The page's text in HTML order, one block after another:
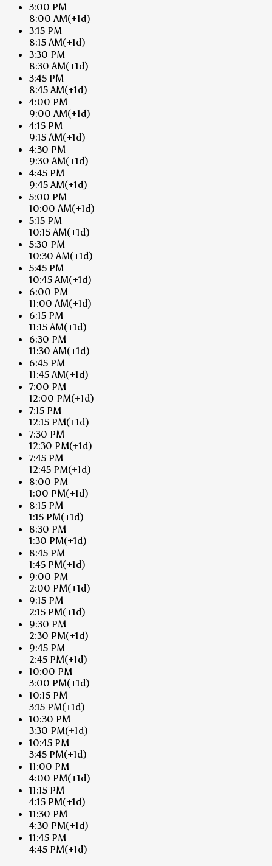
3:00 PM
8:00 AM(+1d)
3:15 PM
8:15 AM(+1d)
3:30 PM
8:30 AM(+1d)
3:45 PM
8:45 AM(+1d)
4:00 PM
9:00 AM(+1d)
4:15 PM
9:15 AM(+1d)
4:30 PM
9:30 AM(+1d)
4:45 PM
9:45 AM(+1d)
5:00 PM
10:00 AM(+1d)
5:15 PM
10:15 AM(+1d)
5:30 PM
10:30 AM(+1d)
5:45 PM
10:45 AM(+1d)
6:00 PM
11:00 AM(+1d)
6:15 PM
11:15 AM(+1d)
6:30 PM
11:30 AM(+1d)
6:45 PM
11:45 AM(+1d)
7:00 PM
12:00 PM(+1d)
7:15 PM
12:15 PM(+1d)
7:30 PM
12:30 PM(+1d)
7:45 PM
12:45 PM(+1d)
8:00 PM
1:00 PM(+1d)
8:15 PM
1:15 PM(+1d)
8:30 PM
1:30 PM(+1d)
8:45 PM
1:45 PM(+1d)
9:00 PM
2:00 PM(+1d)
9:15 PM
2:15 PM(+1d)
9:30 PM
2:30 PM(+1d)
9:45 PM
2:45 PM(+1d)
10:00 PM
3:00 PM(+1d)
10:15 PM
3:15 PM(+1d)
10:30 PM
3:30 PM(+1d)
10:45 PM
3:45 PM(+1d)
11:00 PM
4:00 PM(+1d)
11:15 PM
4:15 PM(+1d)
11:30 PM
4:30 PM(+1d)
11:45 PM
4:45 PM(+1d)